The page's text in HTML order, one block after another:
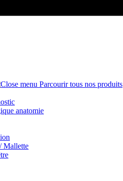
Parcourir tous nos produits
anatomie
Mallette